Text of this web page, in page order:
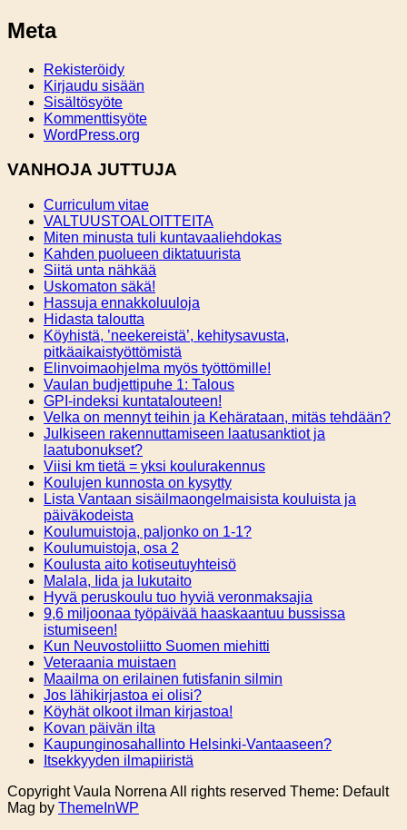
Meta
Rekisteröidy
Kirjaudu sisään
Sisältösyöte
Kommenttisyöte
WordPress.org
VANHOJA JUTTUJA
Curriculum vitae
VALTUUSTOALOITTEITA
Miten minusta tuli kuntavaaliehdokas
Kahden puolueen diktatuurista
Siitä unta nähkää
Uskomaton säkä!
Hassuja ennakkoluuloja
Hidasta taloutta
Köyhistä, ’neekereistä’, kehitysavusta,
pitkäaikaistyöttömistä
Elinvoimaohjelma myös työttömille!
Vaulan budjettipuhe 1: Talous
GPI-indeksi kuntatalouteen!
Velka on mennyt teihin ja Kehärataan, mitäs tehdään?
Julkiseen rakennuttamiseen laatusanktiot ja
laatubonukset?
Viisi km tietä = yksi koulurakennus
Koulujen kunnosta on kysytty
Lista Vantaan sisäilmaongelmaisista kouluista ja
päiväkodeista
Koulumuistoja, paljonko on 1-1?
Koulumuistoja, osa 2
Koulusta aito kotiseutuyhteisö
Malala, Iida ja lukutaito
Hyvä peruskoulu tuo hyviä veronmaksajia
9,6 miljoonaa työpäivää haaskaantuu bussissa
istumiseen!
Kun Neuvostoliitto Suomen miehitti
Veteraania muistaen
Maailma on erilainen futisfanin silmin
Jos lähikirjastoa ei olisi?
Köyhät olkoot ilman kirjastoa!
Kovan päivän ilta
Kaupunginosahallinto Helsinki-Vantaaseen?
Itsekkyyden ilmapiiristä
Copyright Vaula Norrena All rights reserved Theme: Default
Mag by ThemeInWP